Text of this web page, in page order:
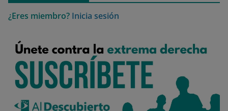
¿Eres miembro? Inicia sesión